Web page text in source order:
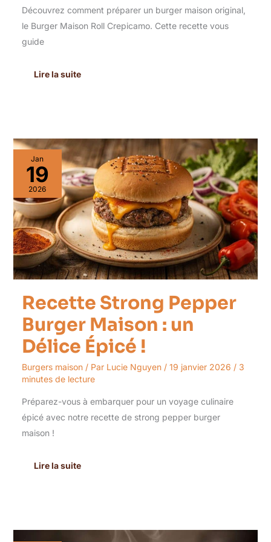
Découvrez comment préparer un burger maison original,
le Burger Maison Roll Crepicamo. Cette recette vous
guide
Lire la suite
Jan
19
2026
Recette Strong Pepper
Burger Maison : un
Délice Épicé !
Burgers maison/ Par Lucie Nguyen / 19 janvier 2026 / 3
minutes de lecture
Préparez-vous à embarquer pour un voyage culinaire
épicé avec notre recette de strong pepper burger
maison !
Recette
Strong
Pepper
Burger
Maison
:
un
Délice
Épicé
!
Lire la suite